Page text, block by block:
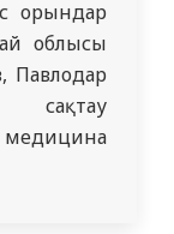
орындар
облысы
Павлодар
сақтау
ету